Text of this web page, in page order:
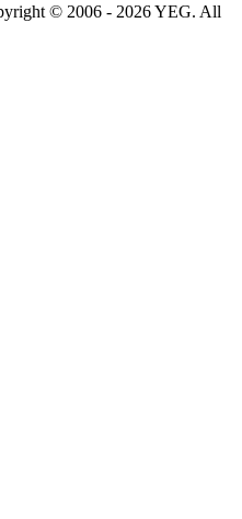
© 2006 - 2026 YEG. All